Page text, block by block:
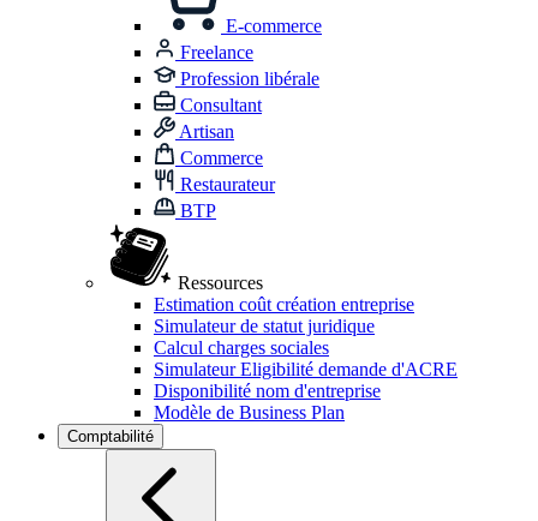
E-commerce
Freelance
Profession libérale
Consultant
Artisan
Commerce
Restaurateur
BTP
Ressources
Estimation coût création entreprise
Simulateur de statut juridique
Calcul charges sociales
Simulateur Eligibilité demande d'ACRE
Disponibilité nom d'entreprise
Modèle de Business Plan
Comptabilité